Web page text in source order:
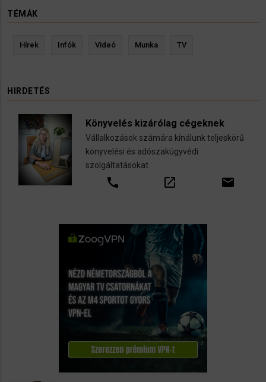
TÉMÁK
Hírek Infók Videó Munka TV
HIRDETÉS
Könyvelés kizárólag cégeknek
Vállalkozások számára kínálunk teljeskörű
könyvelési és adószakügyvédi
szolgáltatásokat
call open_in_new email